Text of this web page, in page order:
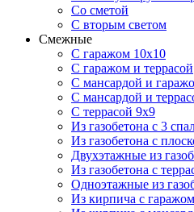
Со сметой
С вторым светом
Смежные
С гаражом 10х10
С гаражом и террасой
С мансардой и
С мансардой и
С террасой 9х9
Из газобетона с 3
Из газобетона с
Двухэтажные из
Из газобетона с
Одноэтажные из
Из кирпича с гаражом